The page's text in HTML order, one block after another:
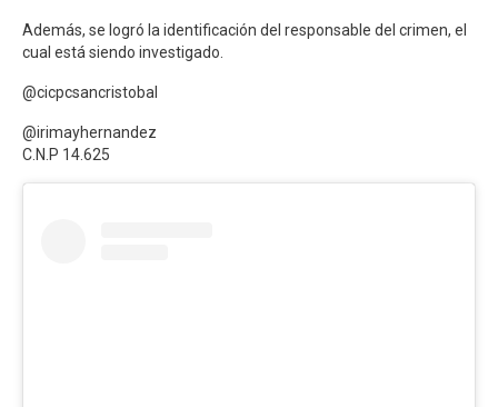
Además, se logró la identificación del responsable del crimen, el
cual está siendo investigado.
@cicpcsancristobal
@irimayhernandez
C.N.P 14.625